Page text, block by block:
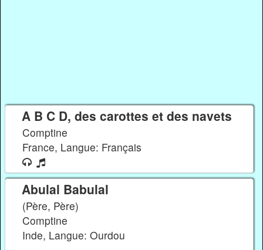
A B C D, des carottes et des navets
Comptine
France, Langue: Français
Abulal Babulal
(Père, Père)
Comptine
Inde, Langue: Ourdou